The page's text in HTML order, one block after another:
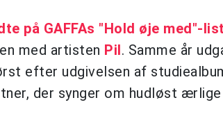
på GAFFAs "Hold øje med"-
med artisten Pil. Samme år
efter udgivelsen af
der synger om hudløst